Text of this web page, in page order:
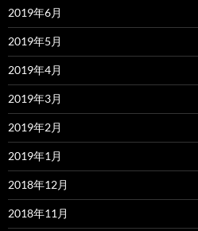
2019年6月
2019年5月
2019年4月
2019年3月
2019年2月
2019年1月
2018年12月
2018年11月